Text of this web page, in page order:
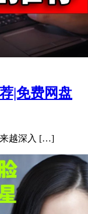
|免费网盘
来越深入 […]